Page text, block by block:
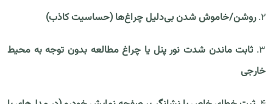
۲. روشن/خاموش شدن بی‌دلیل چراغ‌ها (حساسیت کاذب)
۳. ثابت ماندن شدت نور پنل یا چراغ مطالعه بدون توجه به محیط
خارجی